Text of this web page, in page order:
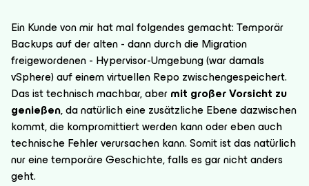
Ein Kunde von mir hat mal folgendes gemacht: Temporär
Backups auf der alten - dann durch die Migration
freigewordenen - Hypervisor-Umgebung (war damals
vSphere) auf einem virtuellen Repo zwischengespeichert.
Das ist technisch machbar, abermit großer Vorsicht zu
genießen, da natürlich eine zusätzliche Ebene dazwischen
kommt, die kompromittiert werden kann oder eben auch
technische Fehler verursachen kann. Somit ist das natürlich
nur eine temporäre Geschichte, falls es gar nicht anders
geht.